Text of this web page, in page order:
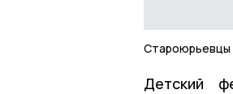
Староюрьевцы
Детский